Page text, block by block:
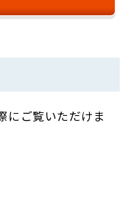
にご覧いただけま